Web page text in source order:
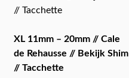
XL 11mm – 20mm // Cale
de Rehausse // Bekijk Shim
// Tacchette